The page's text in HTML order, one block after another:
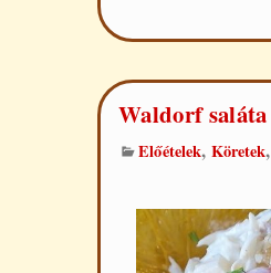
Waldorf saláta
Előételek, Köretek,